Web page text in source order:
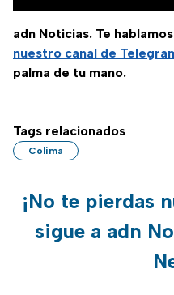
adn Noticias. Te
nuestro canal de
palma de tu mano.
Tags relacionados
Colima
¡No te pierdas
sigue a adn